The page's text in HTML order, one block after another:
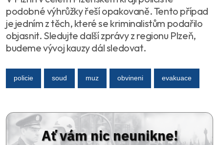
podobné výhrůžky řeší opakovaně. Tento případ
je jedním z těch, které se kriminalistům podařilo
objasnit. Sledujte další zprávy z regionu Plzeň,
budeme vývoj kauzy dál sledovat.
policie soud muz obvineni evakuace
Ať vám nic neunikne!